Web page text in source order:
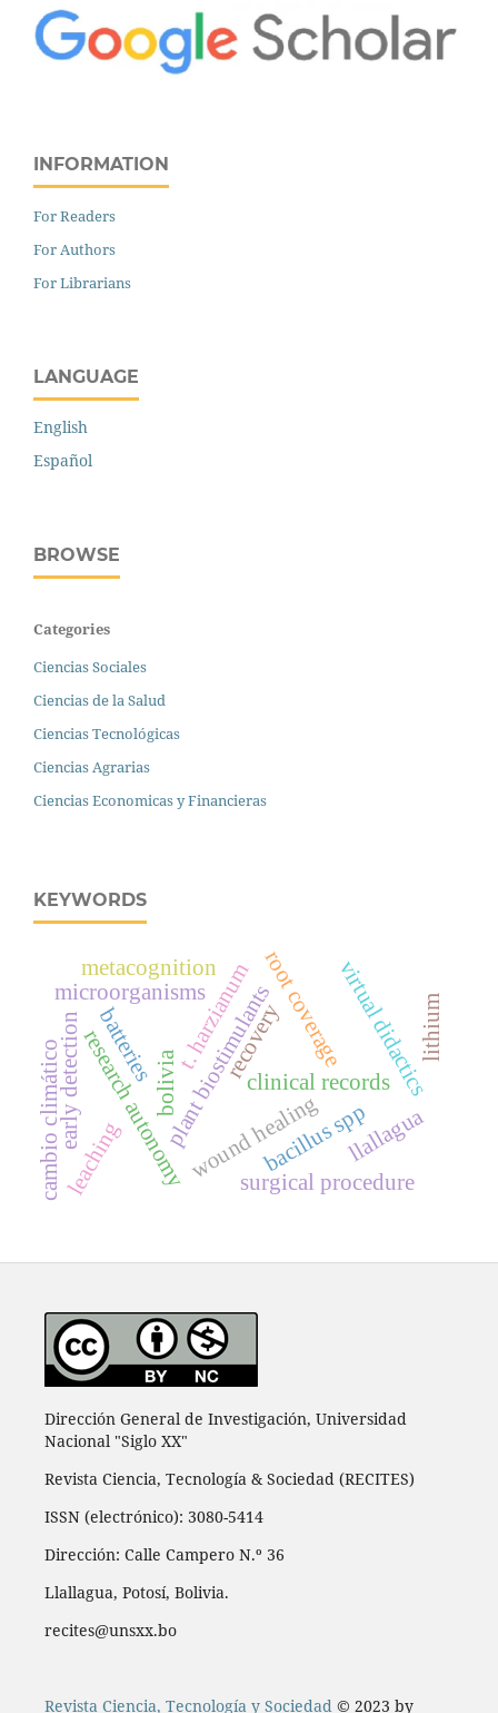
INFORMATION
For Readers
For Authors
For Librarians
LANGUAGE
English
Español
BROWSE
Categories
Ciencias Sociales
Ciencias de la Salud
Ciencias Tecnológicas
Ciencias Agrarias
Ciencias Economicas y Financieras
KEYWORDS
plant biostimulants
t. harzianum
bacillus spp
microorganisms root coverage
wound healing
surgical procedure
clinical records
research autonomy virtual didactics
metacognition
early detection llallagua
bolivia
batteries
leaching
lithium
recovery
cambio climático
Dirección General de Investigación, Universidad
Nacional "Siglo XX"
Revista Ciencia, Tecnología & Sociedad (RECITES)
ISSN (electrónico): 3080-5414
Dirección: Calle Campero N.º 36
Llallagua, Potosí, Bolivia.
recites@unsxx.bo
Revista Ciencia, Tecnología y Sociedad© 2023 by